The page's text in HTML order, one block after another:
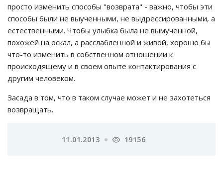
просто изменить способы "возврата" - важно, чтобы эти
способы были не выученными, не выдрессированными, а
естественными. Чтобы улыбка была не вымученной,
похожей на оскал, а расслабленной и живой, хорошо бы
что-то изменить в собственном отношении к
происходящему и в своем опыте контактирования с
другим человеком.
Засада в том, что в таком случае может и не захотеться
возвращать.
11.01.2013 19156